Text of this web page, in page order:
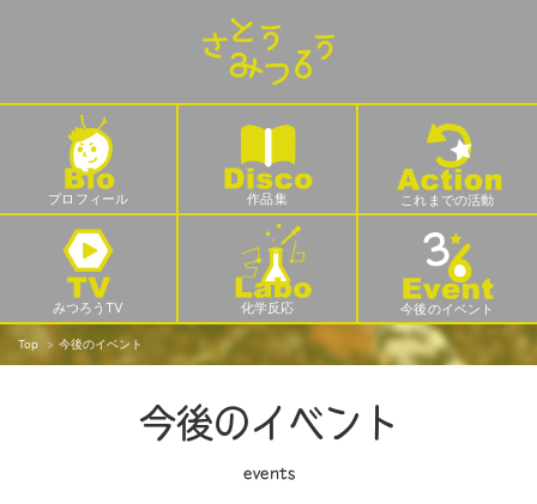
プロフィール 作品集 これまでの活動
みつろうTV 化学反応 今後のイベント
Top 今後のイベント
今後のイベント
events